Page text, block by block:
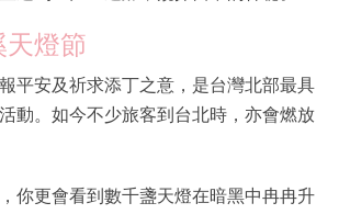
天燈節
平安及祈求添丁之意，是台灣北部最具
動。如今不少旅客到台北時，亦會燃放
你更會看到數千盞天燈在暗黑中冉冉升